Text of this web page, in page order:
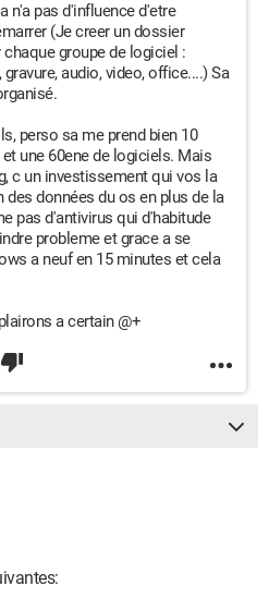
n'a pas d'influence d'etre
(Je creer un dossier
groupe de logiciel :
audio, video, office....) Sa
perso sa me prend bien 10
une 60ene de logiciels. Mais
c un investissement qui vos la
des données du os en plus de la
pas d'antivirus qui d'habitude
probleme et grace a se
a neuf en 15 minutes et cela
a certain @+